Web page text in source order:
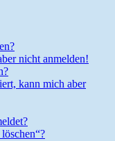
nicht anmelden!
kann mich aber